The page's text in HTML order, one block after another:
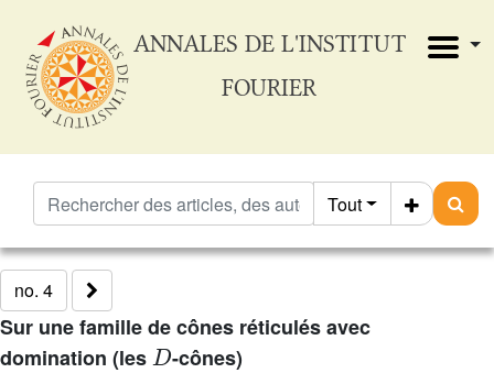
ANNALES DE L'INSTITUT
FOURIER
Tout
no. 4
Sur une famille de cônes réticulés avec
domination (les
D
-cônes)